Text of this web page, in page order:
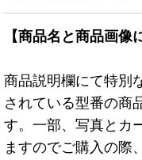
【商品名と商品画像
商品説明欄にて特別
されている型番の商
す。一部、写真とカ
ますのでご購入の際